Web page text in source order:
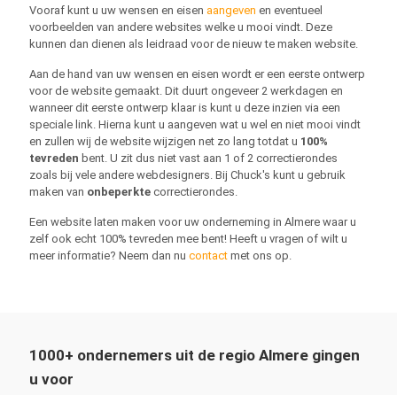
Vooraf kunt u uw wensen en eisen aangeven en eventueel
voorbeelden van andere websites welke u mooi vindt. Deze
kunnen dan dienen als leidraad voor de nieuw te maken website.
Aan de hand van uw wensen en eisen wordt er een eerste ontwerp
voor de website gemaakt. Dit duurt ongeveer 2 werkdagen en
wanneer dit eerste ontwerp klaar is kunt u deze inzien via een
speciale link. Hierna kunt u aangeven wat u wel en niet mooi vindt
en zullen wij de website wijzigen net zo lang totdat u 100%
tevreden bent. U zit dus niet vast aan 1 of 2 correctierondes
zoals bij vele andere webdesigners. Bij Chuck's kunt u gebruik
maken van onbeperkte correctierondes.
Een website laten maken voor uw onderneming in Almere waar u
zelf ook echt 100% tevreden mee bent! Heeft u vragen of wilt u
meer informatie? Neem dan nu contact met ons op.
1000+ ondernemers uit de regio Almere gingen
u voor